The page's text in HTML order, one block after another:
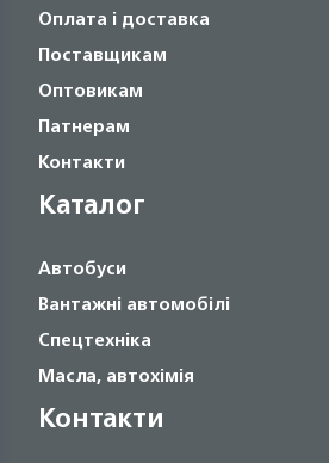
Оплата і доставка
Поставщикам
Оптовикам
Патнерам
Контакти
Каталог
Автобуси
Вантажні автомобілі
Спецтехніка
Масла, автохімія
Контакти